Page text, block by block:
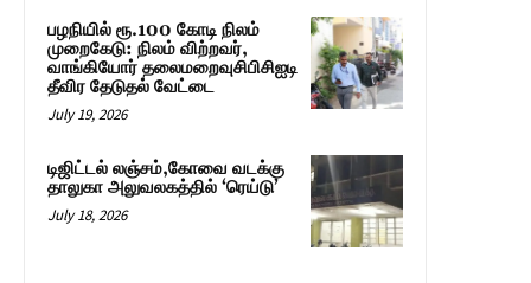
பழநியில் ரூ.100 கோடி நிலம்
முறைகேடு: நிலம் விற்றவர்,
வாங்கியோர் தலைமறைவுசிபிசிஐடி
தீவிர தேடுதல் வேட்டை
July 19, 2026
டிஜிட்டல் லஞ்சம்,கோவை வடக்கு
தாலுகா அலுவலகத்தில் ‘ரெய்டு’
July 18, 2026